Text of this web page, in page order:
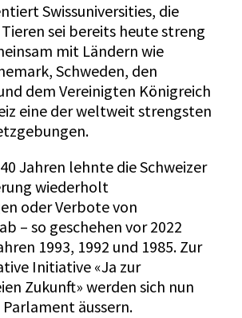
Swissuniversities, die
sei bereits heute streng
mit Ländern wie
Schweden, den
dem Vereinigten Königreich
eine der weltweit strengsten
Jahren lehnte die Schweizer
wiederholt
oder Verbote von
– so geschehen vor 2022
1993, 1992 und 1985. Zur
Initiative «Ja zur
Zukunft» werden sich nun
äussern.